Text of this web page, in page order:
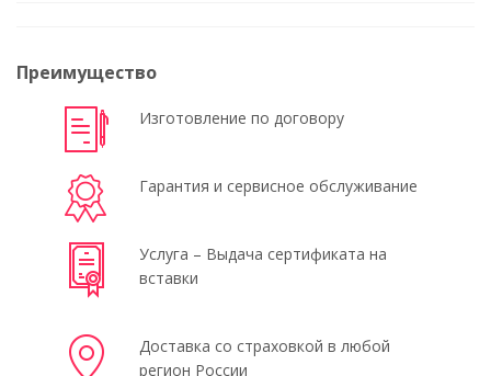
Преимущество
Изготовление по договору
Гарантия и сервисное обслуживание
Услуга – Выдача сертификата на
вставки
Доставка со страховкой в любой
регион России